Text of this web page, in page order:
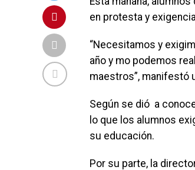
en protesta y
“Necesitamos y
año y mo podemos
maestros”, manifestó
Según se dió a
lo que los alumnos
su educación.
Por su parte, la